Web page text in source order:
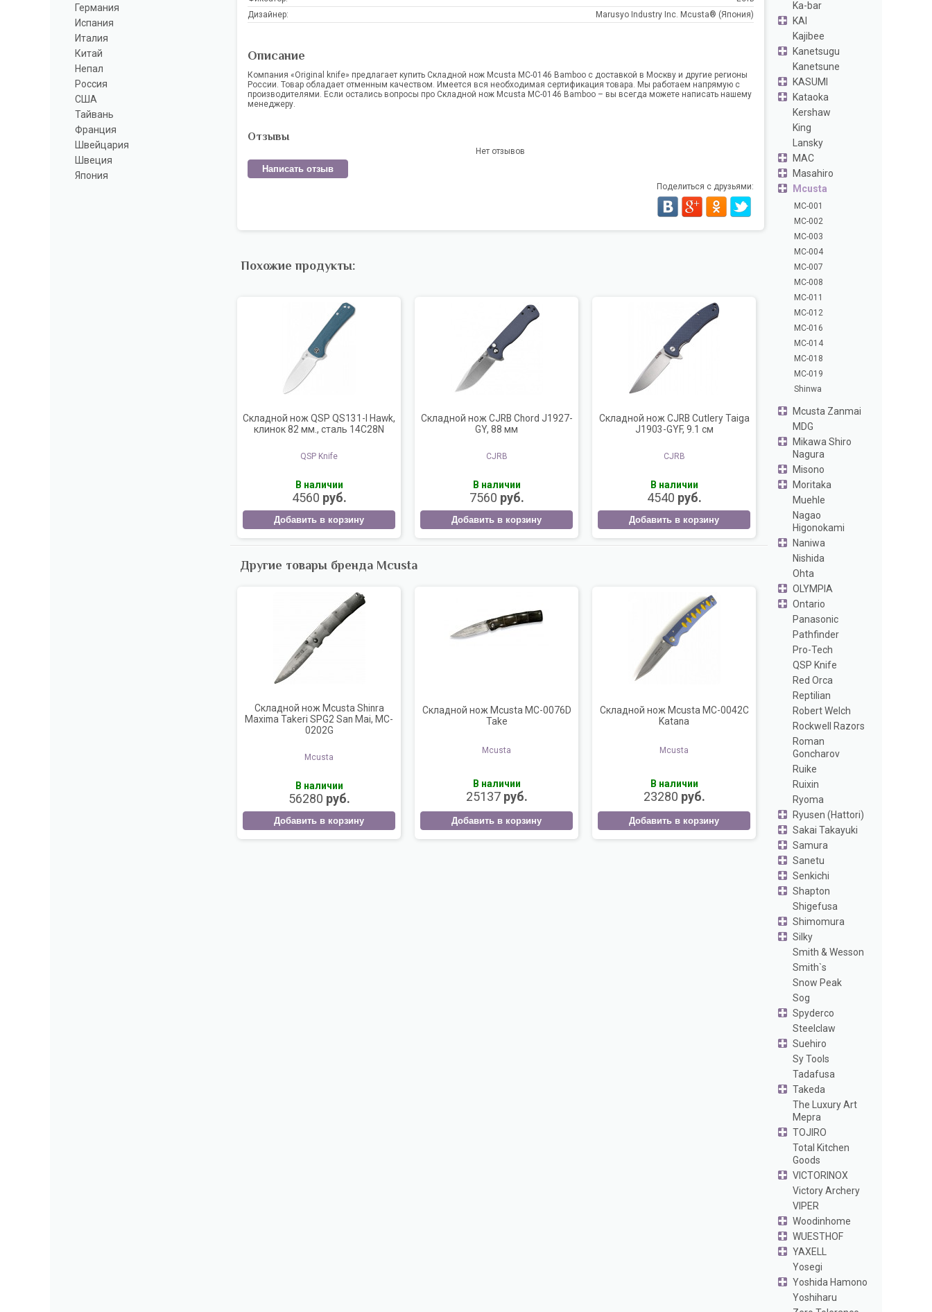
Германия
Испания
Италия
Китай
Непал
Россия
США
Тайвань
Франция
Швейцария
Швеция
Япония
Ka-bar
KAI
Kajibee
Kanetsugu
Kanetsune
KASUMI
Kataoka
Kershaw
King
Lansky
MAC
Masahiro
Mcusta
MC-001
MC-002
MC-003
MC-004
MC-007
MC-008
MC-011
MC-012
MC-016
MC-014
MC-018
MC-019
Shinwa
Mcusta Zanmai
MDG
Mikawa Shiro
Nagura
Misono
Moritaka
Muehle
Nagao
Higonokami
Naniwa
Nishida
Ohta
OLYMPIA
Ontario
Panasonic
Pathfinder
Pro-Tech
QSP Knife
Red Orca
Reptilian
Robert Welch
Rockwell Razors
Roman
Goncharov
Ruike
Ruixin
Ryoma
Ryusen (Hattori)
Sakai Takayuki
Samura
Sanetu
Senkichi
Shapton
Shigefusa
Shimomura
Silky
Smith & Wesson
Smith`s
Snow Peak
Sog
Spyderco
Steelclaw
Suehiro
Sy Tools
Tadafusa
Takeda
The Luxury Art
Mepra
TOJIRO
Total Kitchen
Goods
VICTORINOX
Victory Archery
VIPER
Woodinhome
WUESTHOF
YAXELL
Yosegi
Yoshida Hamono
Yoshiharu
Дизайнер:
Marusyo Industry Inc. Mcusta® (Япония)
Описание
Компания «Original knife» предлагает купить Складной нож Mcusta MC-0146 Bamboo с доставкой в Москву и другие регионы
России. Товар обладает отменным качеством. Имеется вся необходимая сертификация товара. Мы работаем напрямую с
производителями. Если остались вопросы про Складной нож Mcusta MC-0146 Bamboo – вы всегда можете написать нашему
менеджеру.
Отзывы
Нет отзывов
Написать отзыв
Поделиться с друзьями:
Похожие продукты:
Складной нож QSP QS131-I Hawk,
клинок 82 мм., сталь 14C28N
QSP Knife
В наличии
4560 руб.
Добавить в корзину
Складной нож CJRB Chord J1927-
GY, 88 мм
CJRB
В наличии
7560 руб.
Добавить в корзину
Складной нож CJRB Cutlery Taiga
J1903-GYF, 9.1 см
CJRB
В наличии
4540 руб.
Добавить в корзину
Другие товары бренда Mcusta
Складной нож Mcusta Shinra
Maxima Takeri SPG2 San Mai, MC-
0202G
Mcusta
В наличии
56280 руб.
Добавить в корзину
Складной нож Mcusta MC-0076D
Take
Mcusta
В наличии
25137руб.
Добавить в корзину
Складной нож Mcusta MC-0042C
Katana
Mcusta
В наличии
23280 руб.
Добавить в корзину